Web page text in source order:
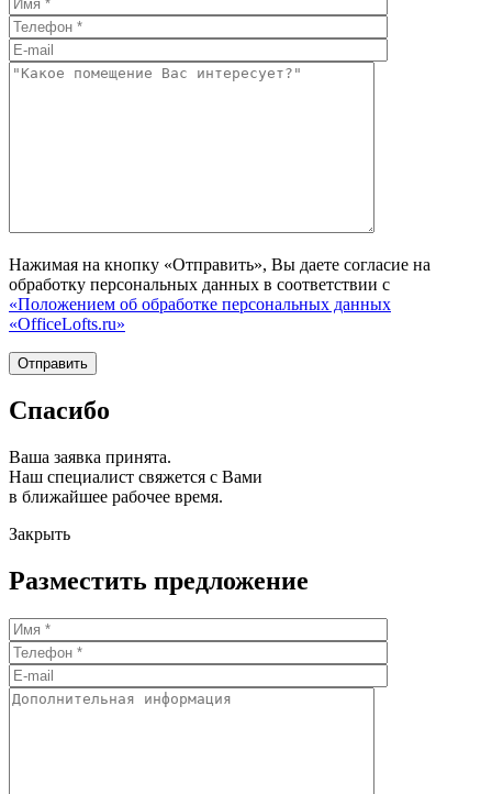
Нажимая на кнопку «Отправить», Вы даете согласие на
обработку персональных данных в соответствии с
«Положением об обработке персональных данных
«OfficeLofts.ru»
Спасибо
Ваша заявка принята.
Наш специалист свяжется с Вами
в ближайшее рабочее время.
Закрыть
Разместить предложение